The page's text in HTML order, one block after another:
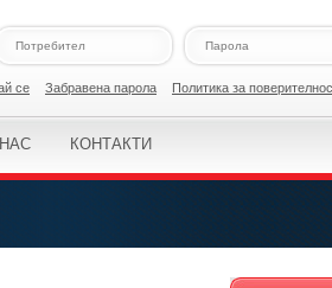
се Забравена парола Политикa за
КОНТАКТИ